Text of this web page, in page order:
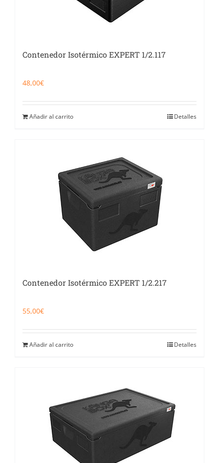
Contenedor Isotérmico EXPERT 1/2.117
48,00€
Añadir al carrito Detalles
Contenedor Isotérmico EXPERT 1/2.217
55,00€
Añadir al carrito Detalles